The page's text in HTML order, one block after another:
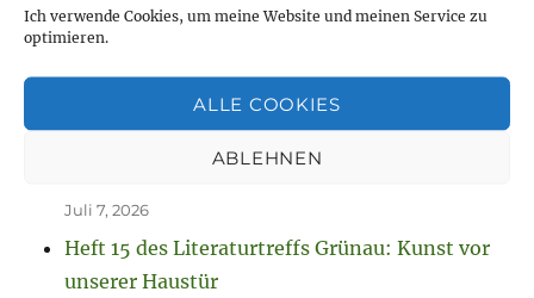
Ich verwende Cookies, um meine Website und meinen Service zu
optimieren.
ALLE COOKIES
ABLEHNEN
Neue Projekte und viel zu werkeln
August 2, 2026
So spannend kann Leben sein.
Juli 7, 2026
Heft 15 des Literaturtreffs Grünau: Kunst vor
unserer Haustür